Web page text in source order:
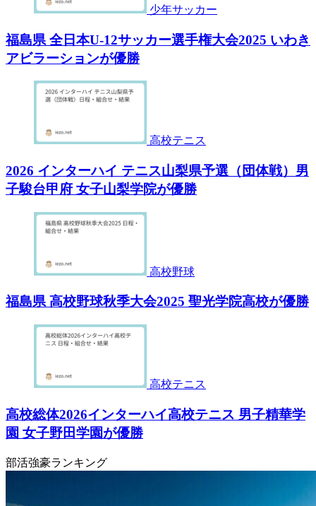
少年サッカー
福島県 全日本U-12サッカー選手権大会2025 いわき
アビラーションが優勝
高校テニス
2026 インターハイ テニス山梨県予選（団体戦）男
子駿台甲府 女子山梨学院が優勝
高校野球
福島県 高校野球秋季大会2025 聖光学院高校が優勝
高校テニス
高校総体2026インターハイ高校テニス 男子精華学
園 女子野田学園が優勝
部活強豪ランキング